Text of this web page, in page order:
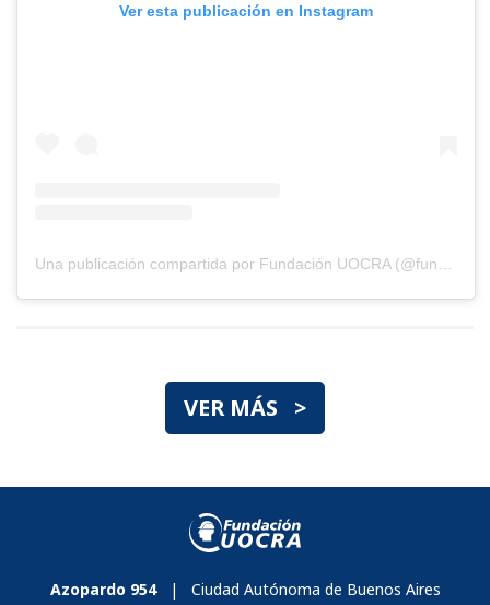
Ver esta publicación en Instagram
VER MÁS >
Azopardo 954| Ciudad Autónoma de Buenos Aires